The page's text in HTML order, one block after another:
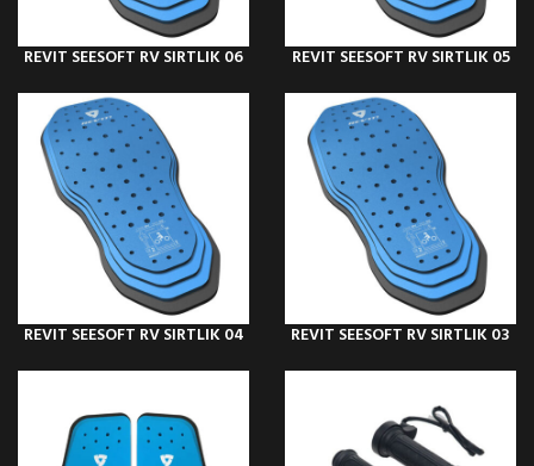
REVIT SEESOFT RV SIRTLIK 06 REVIT SEESOFT RV SIRTLIK 05
REVIT SEESOFT RV SIRTLIK 04 REVIT SEESOFT RV SIRTLIK 03